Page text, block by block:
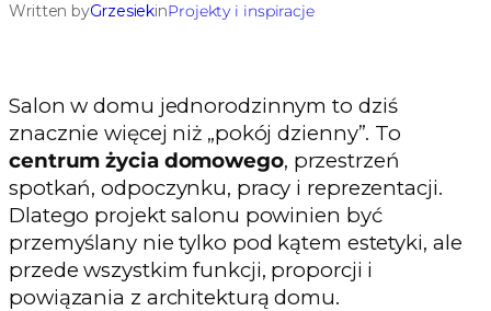
Written byGrzesiekinProjekty i inspiracje
Salon w domu jednorodzinnym to dziś
znacznie więcej niż „pokój dzienny”. To
centrum życia domowego, przestrzeń
spotkań, odpoczynku, pracy i reprezentacji.
Dlatego projekt salonu powinien być
przemyślany nie tylko pod kątem estetyki, ale
przede wszystkim funkcji, proporcji i
powiązania z architekturą domu.